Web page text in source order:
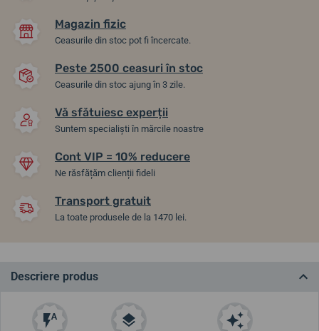
Magazin fizic
Ceasurile din stoc pot fi încercate.
Peste 2500 ceasuri în stoc
Ceasurile din stoc ajung în 3 zile.
Vă sfătuiesc experții
Suntem specialiști în mărcile noastre
Cont VIP = 10% reducere
Ne răsfățăm clienții fideli
Transport gratuit
La toate produsele de la 1470 lei.
Descriere produs